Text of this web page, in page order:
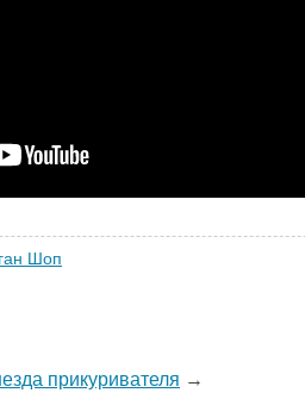
Шоп
прикуривателя →